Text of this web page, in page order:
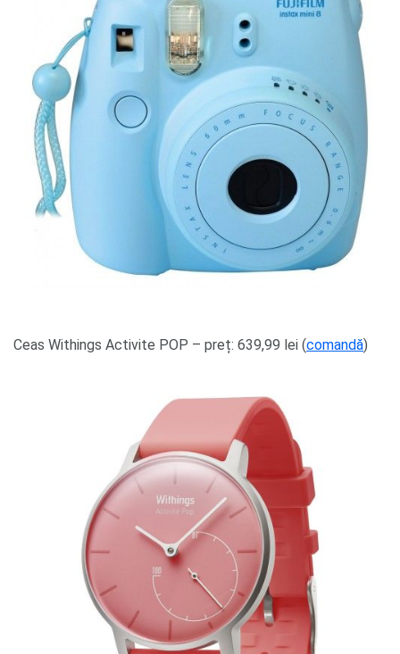
Ceas Withings Activite POP – preț: 639,99 lei (comandă)